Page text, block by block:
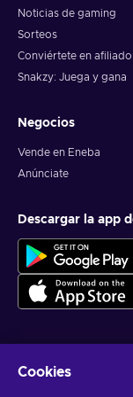
Noticias de gaming
Sorteos
Conviértete en afiliado
Snakzy: Juega y gana
Negocios
Vende en Eneba
Anúnciate
Descargar la app
Obtén ofertas
Cookies